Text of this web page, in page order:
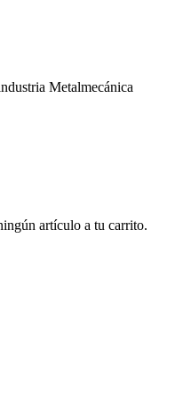
Metalmecánica
artículo a tu carrito.